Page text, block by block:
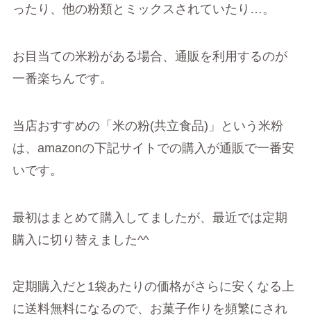
ったり、他の粉類とミックスされていたり…。
お目当ての米粉がある場合、通販を利用するのが
一番楽ちんです。
当店おすすめの「米の粉(共立食品)」という米粉
は、amazonの下記サイトでの購入が通販で一番安
いです。
最初はまとめて購入してましたが、最近では定期
購入に切り替えました^^
定期購入だと1袋あたりの価格がさらに安くなる上
に送料無料になるので、お菓子作りを頻繁にされ